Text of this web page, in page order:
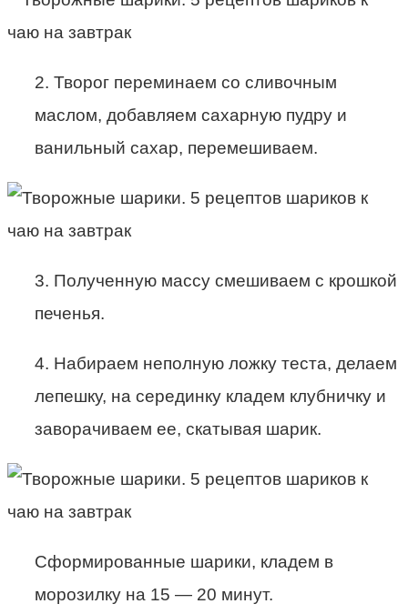
2. Творог переминаем со сливочным
маслом, добавляем сахарную пудру и
ванильный сахар, перемешиваем.
3. Полученную массу смешиваем с крошкой
печенья.
4. Набираем неполную ложку теста, делаем
лепешку, на серединку кладем клубничку и
заворачиваем ее, скатывая шарик.
Сформированные шарики, кладем в
морозилку на 15 — 20 минут.